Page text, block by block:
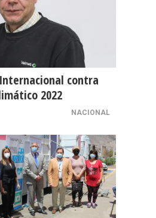
contra
2022
NACIONAL